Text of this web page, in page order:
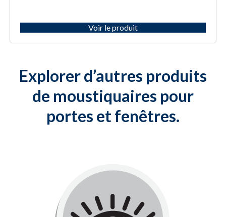
Voir le produit
Explorer d’autres produits
de moustiquaires pour
portes et fenêtres.
Invisible
Accueillez la lumière naturelle dans la